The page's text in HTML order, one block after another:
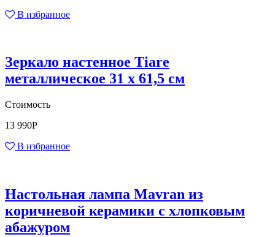
В избранное
Зеркало настенное Tiare
металлическое 31 x 61,5 см
Стоимость
13 990Р
В избранное
Настольная лампа Mavran из
коричневой керамики с хлопковым
абажуром